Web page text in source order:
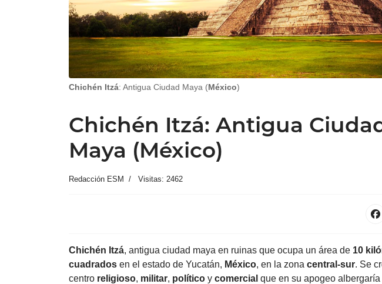
Chichén Itzá: Antigua Ciudad Maya (México)
Chichén Itzá: Antigua
Maya (México)
Redacción ESM Visitas: 2462
Chichén Itzá, antigua ciudad maya en ruinas que ocupa un área de 10
cuadrados en el estado de Yucatán, México, en la zona central-sur. Se
centro religioso, militar, político y comercial que en su apogeo